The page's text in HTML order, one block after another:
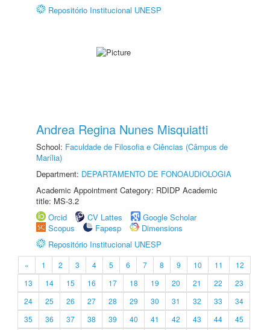
Repositório Institucional UNESP
Andrea Regina Nunes Misquiatti
School: Faculdade de Filosofia e Ciências (Câmpus de
Marília)
Department: DEPARTAMENTO DE FONOAUDIOLOGIA
Academic Appointment Category: RDIDP Academic
title: MS-3.2
Orcid
CV Lattes
Google Scholar
Scopus
Fapesp
Dimensions
Repositório Institucional UNESP
« 1 2 3 4 5 6 7 8 9 10 11
12
13
14 15 16 17 18 19 20 21 22
23
24
25 26 27 28 29 30 31 32 33
34
35
36 37 38 39 40 41 42 43 44
45